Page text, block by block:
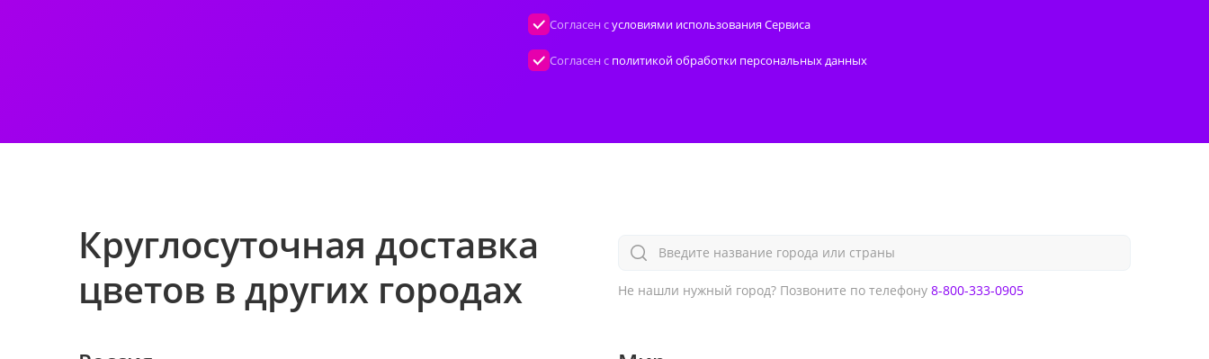
Согласен сусловиями использования Сервиса
Согласен с политикой обработки персональных данных
Круглосуточная доставка
цветов в других городах
Введите название города или страны
Не нашли нужный город? Позвоните по телефону 8-800-333-0905